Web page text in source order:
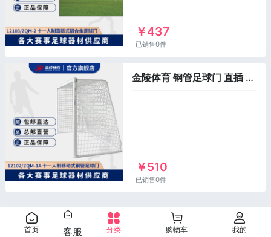
￥437
已销售0件
金陵体育 钢管足球门 直插 移动 比赛球门 大型赛事或培训 单个
￥510
已销售0件
首页 客服 分类 购物车 我的